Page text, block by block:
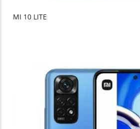
MI 10 LITE